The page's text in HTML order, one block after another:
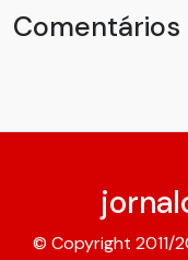
Comentários
© Copyright 2011/